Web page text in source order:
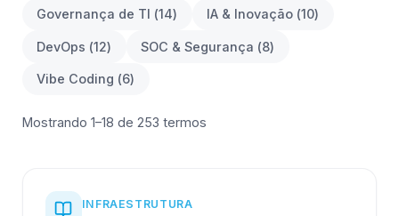
Governança de TI (14) IA & Inovação (10)
DevOps (12) SOC & Segurança (8)
Vibe Coding (6)
Mostrando 1–18 de 253 termos
INFRAESTRUTURA